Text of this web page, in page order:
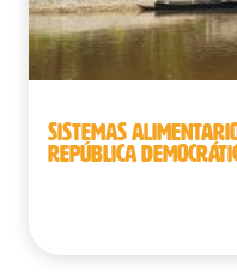
SISTEMAS
REPÚBLICA